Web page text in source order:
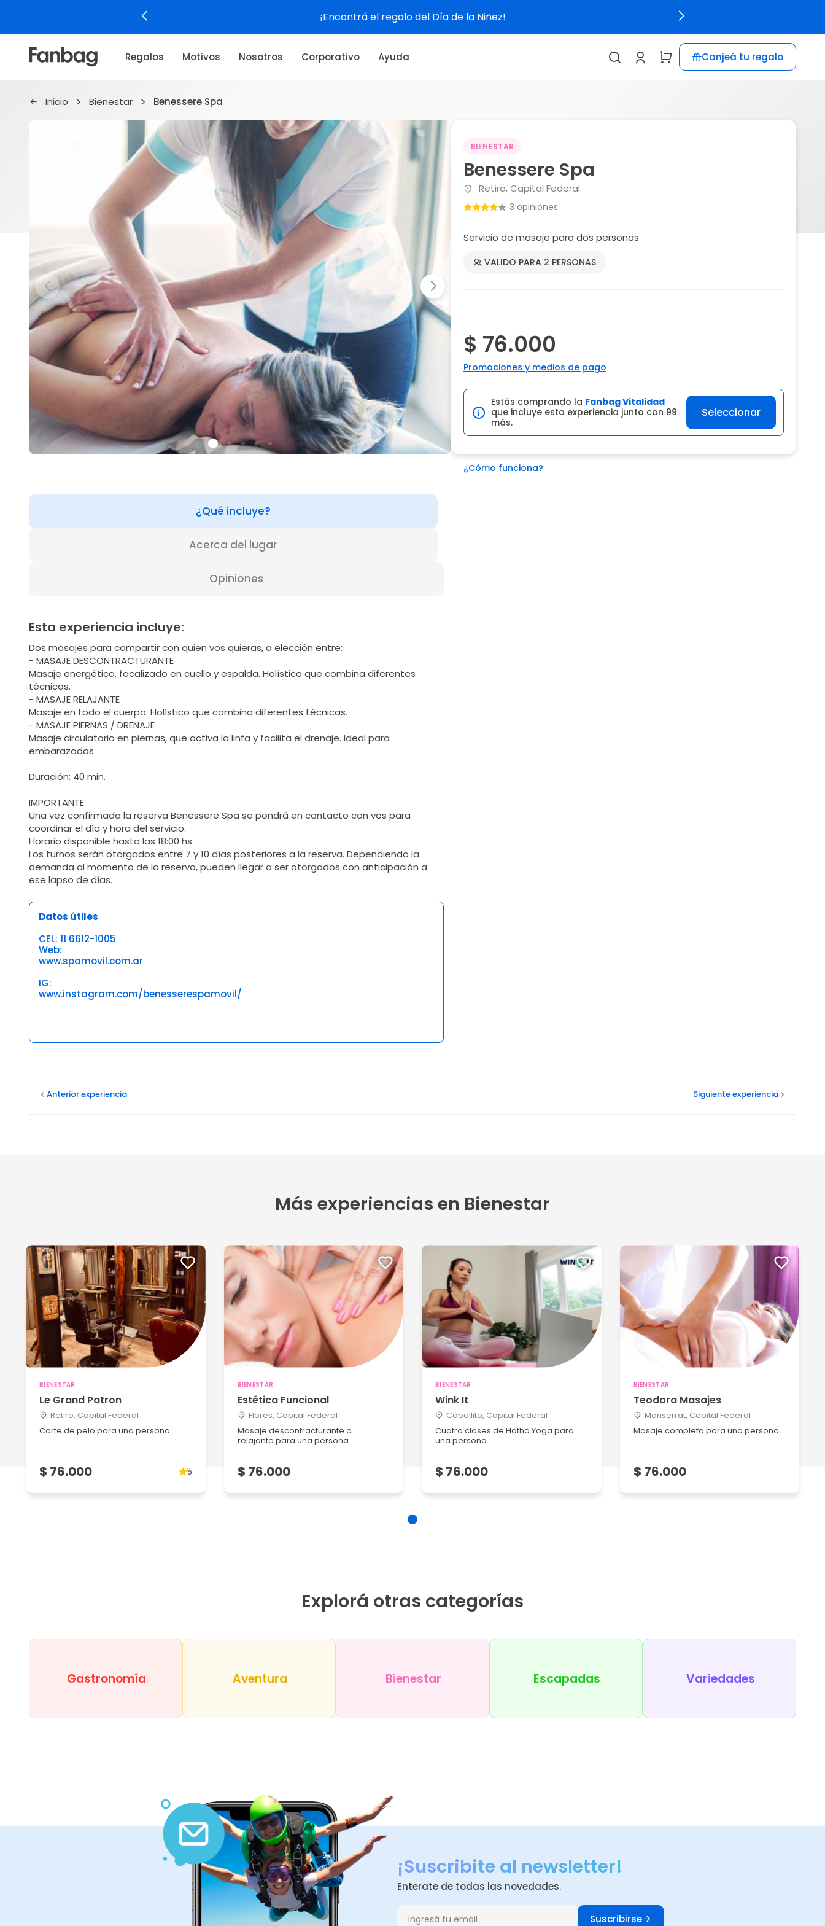
¡Encontrá el regalo del Día de la Niñez!
Regalos Motivos Nosotros Corporativo Ayuda Canjeá tu regalo
Inicio Bienestar Benessere Spa
BIENESTAR
Benessere Spa
Retiro, Capital Federal
3 opiniones
Servicio de masaje para dos personas
VALIDO PARA 2 PERSONAS
$ 76.000
Promociones y medios de pago
Estás comprando la Fanbag Vitalidad
que incluye esta experiencia junto con 99
más.
Seleccionar
¿Cómo funciona?
¿Qué incluye?
Acerca del lugar
Opiniones
Esta experiencia incluye:
Dos masajes para compartir con quien vos quieras, a elección entre:
- MASAJE DESCONTRACTURANTE
Masaje energético, focalizado en cuello y espalda. Holístico que combina diferentes
técnicas.
- MASAJE RELAJANTE
Masaje en todo el cuerpo. Holístico que combina diferentes técnicas.
- MASAJE PIERNAS / DRENAJE
Masaje circulatorio en piernas, que activa la linfa y facilita el drenaje. Ideal para
embarazadas
Duración: 40 min.
IMPORTANTE
Una vez confirmada la reserva Benessere Spa se pondrá en contacto con vos para
coordinar el día y hora del servicio.
Horario disponible hasta las 18:00 hs.
Los turnos serán otorgados entre 7 y 10 días posteriores a la reserva. Dependiendo la
demanda al momento de la reserva, pueden llegar a ser otorgados con anticipación a
ese lapso de días.
Datos útiles
CEL: 11 6612-1005
Web:
www.spamovil.com.ar
IG:
www.instagram.com/benesserespamovil/
Excelente servicio, puntuales, cordiales y el masaje de alta...
Maria candela L
13/03/2022
5
Muy bueno! Súper completo!
Anteriorexperiencia Siguienteexperiencia
Más experiencias en Bienestar
BIENESTAR
Le Grand Patron
Retiro, Capital Federal
Corte de pelo para una persona
$ 76.000 5
BIENESTAR
Estética Funcional
Flores, Capital Federal
Masaje descontracturante o
relajante para una persona
$ 76.000
BIENESTAR
Wink It
Caballito, Capital Federal
Cuatro clases de Hatha Yoga para
una persona
$ 76.000
BIENESTAR
Teodora Masajes
Monserrat, Capital Federal
Masaje completo para una persona
$ 76.000
Explorá otras categorías
Gastronomía Aventura Bienestar Escapadas Variedades
¡Suscribite al newsletter!
Enterate de todas las novedades.
Suscribirse